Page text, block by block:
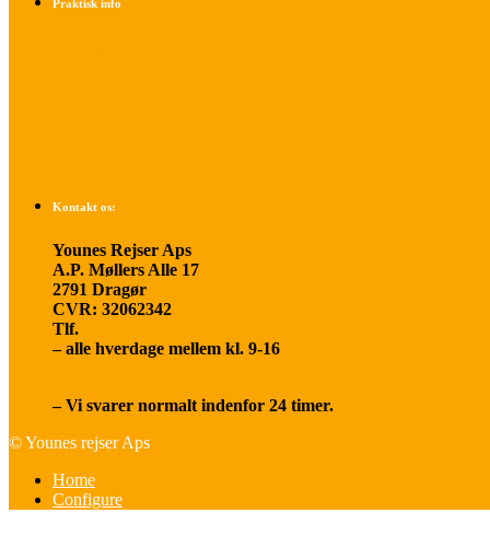
Praktisk info
Kontakt os:
Younes Rejser Aps
A.P. Møllers Alle 17
2791 Dragør
CVR: 32062342
Tlf.
– alle hverdage mellem kl. 9-16
– Vi svarer normalt indenfor 24 timer.
© Younes rejser Aps
Home
Configure